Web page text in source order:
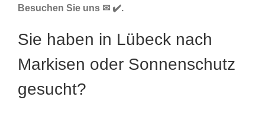
Besuchen Sie uns ✉ ✔️.
Sie haben in Lübeck nach
Markisen oder Sonnenschutz
gesucht?